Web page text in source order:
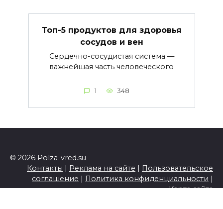
Топ-5 продуктов для здоровья
сосудов и вен
Сердечно-сосудистая система —
важнейшая часть человеческого
1 348
© 2026 Polza-vred.su
Контакты | Реклама на сайте | Пользовательское
соглашение | Политика конфиденциальности |
Карта сайта